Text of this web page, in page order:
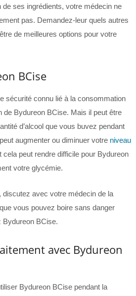
de ses ingrédients, votre médecin ne
pas. Demandez-leur quels autres
de meilleures options pour votre
BCise
sécurité connu lié à la consommation
de Bydureon BCise. Mais il peut être
d’alcool que vous buvez pendant
augmenter ou diminuer votre niveau
cela peut rendre difficile pour Bydureon
votre glycémie.
discutez avec votre médecin de la
vous pouvez boire sans danger
Bydureon BCise.
avec Bydureon
Bydureon BCise pendant la